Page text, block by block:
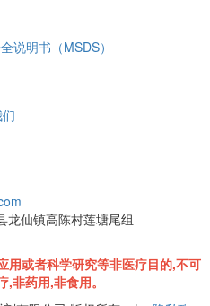
说明书（MSDS）
龙仙镇高陈村莲塘尾组
用或者科学研究等非医疗目的,不可
非药用,非食用。